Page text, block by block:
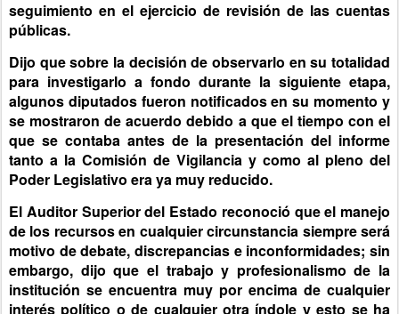
seguimiento en el ejercicio de revisión de las cuentas
públicas.
Dijo que sobre la decisión de observarlo en su totalidad
para investigarlo a fondo durante la siguiente etapa,
algunos diputados fueron notificados en su momento y
se mostraron de acuerdo debido a que el tiempo con el
que se contaba antes de la presentación del informe
tanto a la Comisión de Vigilancia y como al pleno del
Poder Legislativo era ya muy reducido.
El Auditor Superior del Estado reconoció que el manejo
de los recursos en cualquier circunstancia siempre será
motivo de debate, discrepancias e inconformidades; sin
embargo, dijo que el trabajo y profesionalismo de la
institución se encuentra muy por encima de cualquier
interés político o de cualquier otra índole y esto se ha